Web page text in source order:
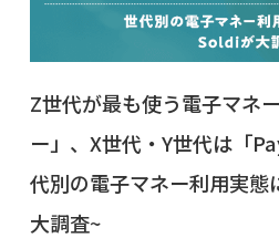
Z世代が最も使う電子マネ
ー」、X世代・Y世代は「
代別の電子マネー利用実
大調査~